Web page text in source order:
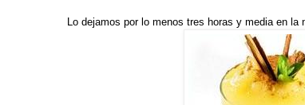
Lo dejamos por lo menos tres horas y media en la